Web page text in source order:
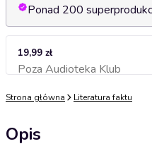
Ponad 200
19,99 zł
Poza Audioteka KlubDodaj do
Strona główna Literatura faktu
Opis